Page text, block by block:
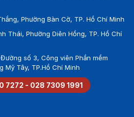
Phường Bàn Cờ, TP. Hồ Chí Minh
Thái, Phường Diên Hồng, TP. Hồ Chí
Đường số 3, Công viên Phần mềm
Mỹ Tây, TP.Hồ Chí Minh
7272 - 028 7309 1991